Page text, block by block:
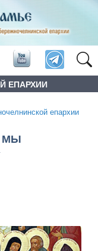
ЕПАРХИИ
епархии
МЫ